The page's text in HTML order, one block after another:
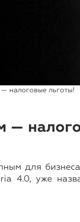
налоговые льготы!
для
4.0, уже